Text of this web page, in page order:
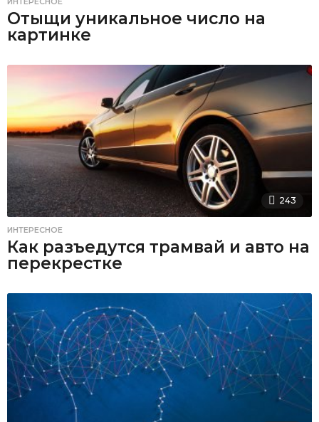
Отыщи уникальное число на
картинке
243
ИНТЕРЕСНОЕ
Как разъедутся трамвай и авто на
перекрестке